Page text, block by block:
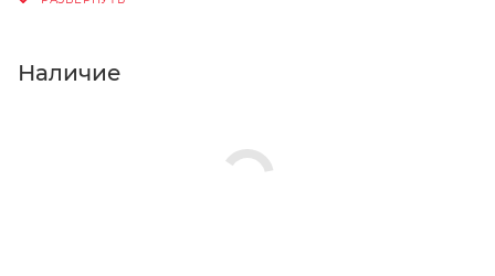
Нажмите кнопку «Оформить заказ».
Наличие